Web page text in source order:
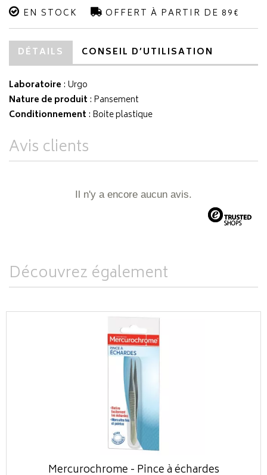
EN STOCK OFFERT À PARTIR DE 89€
DÉTAILS CONSEIL D’UTILISATION
Laboratoire : Urgo
Nature de produit : Pansement
Conditionnement : Boite plastique
Avis clients
Il n'y a encore aucun avis.
Découvrez également
Mercurochrome - Pince à échardes